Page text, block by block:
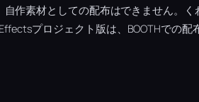
作素材としての配布はできません。く
プロジェクト版は、BOOTHでの配